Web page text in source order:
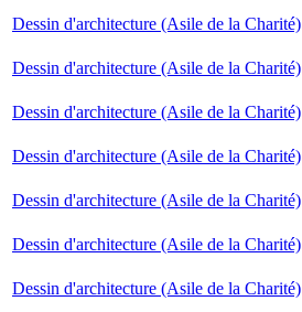
Dessin d'architecture (Asile de la Charité)
Dessin d'architecture (Asile de la Charité)
Dessin d'architecture (Asile de la Charité)
Dessin d'architecture (Asile de la Charité)
Dessin d'architecture (Asile de la Charité)
Dessin d'architecture (Asile de la Charité)
Dessin d'architecture (Asile de la Charité)